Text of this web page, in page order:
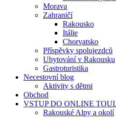
Morava
Zahraničí
Rakousko
Itálie
Chorvatsko
Příspěvky spolujezdců
Ubytování v Rakousku
Gastroturistika
Necestovní blog
Aktivity s dětmi
Obchod
VSTUP DO ONLINE
Rakouské Alpy a okolí